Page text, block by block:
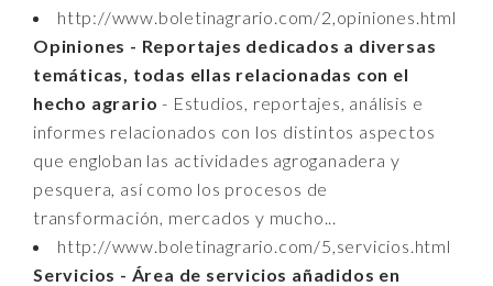
http://www.boletinagrario.com/2,opiniones.html
Opiniones - Reportajes dedicados a diversas
temáticas, todas ellas relacionadas con el
hecho agrario - Estudios, reportajes, análisis e
informes relacionados con los distintos aspectos
que engloban las actividades agroganadera y
pesquera, así como los procesos de
transformación, mercados y mucho...
http://www.boletinagrario.com/5,servicios.html
Servicios - Área de servicios añadidos en